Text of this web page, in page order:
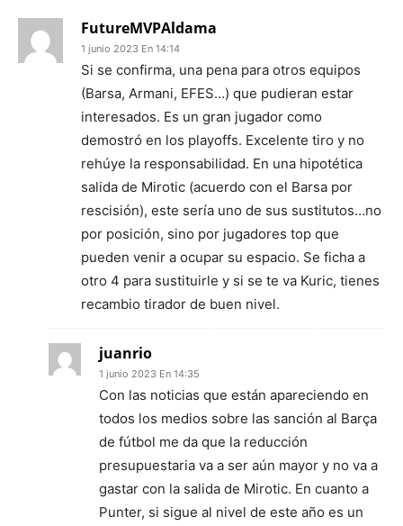
FutureMVPAldama
1 junio 2023 En 14:14
Si se confirma, una pena para otros equipos
(Barsa, Armani, EFES…) que pudieran estar
interesados. Es un gran jugador como
demostró en los playoffs. Excelente tiro y no
rehúye la responsabilidad. En una hipotética
salida de Mirotic (acuerdo con el Barsa por
rescisión), este sería uno de sus sustitutos…no
por posición, sino por jugadores top que
pueden venir a ocupar su espacio. Se ficha a
otro 4 para sustituirle y si se te va Kuric, tienes
recambio tirador de buen nivel.
juanrio
1 junio 2023 En 14:35
Con las noticias que están apareciendo en
todos los medios sobre las sanción al Barça
de fútbol me da que la reducción
presupuestaria va a ser aún mayor y no va a
gastar con la salida de Mirotic. En cuanto a
Punter, si sigue al nivel de este año es un